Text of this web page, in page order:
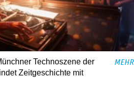
Technoszene der
Zeitgeschichte mit
MEHR